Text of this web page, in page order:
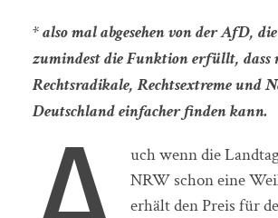
* also mal abgesehen von der AfD,
zumindest die Funktion erfüllt, dass
Rechtsradikale, Rechtsextreme und
Deutschland einfacher finden kann.
uch wenn die
NRW schon eine
erhält den Preis für